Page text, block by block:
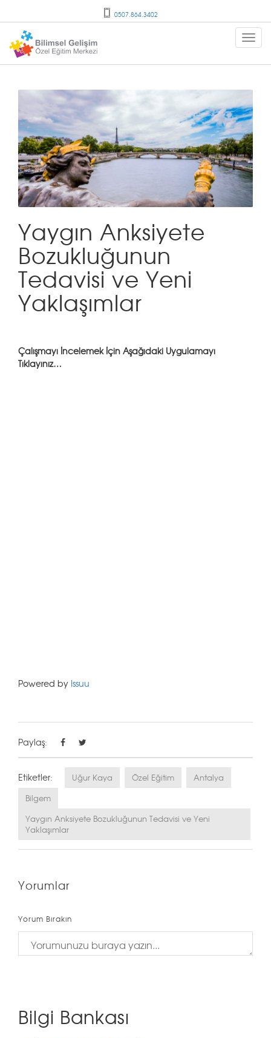
0507.864.3402
Yaygın Anksiyete
Bozukluğunun
Tedavisi ve Yeni
Yaklaşımlar
Çalışmayı İncelemek İçin Aşağıdaki Uygulamayı
Tıklayınız…
Powered by Issuu
Paylaş:
Etiketler: Uğur Kaya Özel Eğitim
Antalya
Bilgem
Yaygın Anksiyete Bozukluğunun Tedavisi ve Yeni
Yaklaşımlar
Yorumlar
Yorum Bırakın
Bilgi Bankası